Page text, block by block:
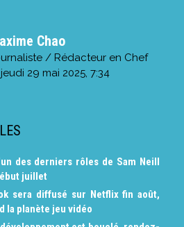
Chao
/ Rédacteur en Chef
jeudi 29 mai 2025, 7:34
des derniers rôles de Sam Neill
juillet
sera diffusé sur Netflix fin août,
la planète jeu vidéo